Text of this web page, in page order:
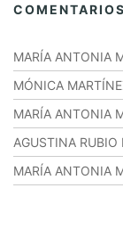
MARÍA ANTONIA
MÓNICA
MARÍA ANTONIA
AGUSTINA RUBIO
MARÍA ANTONIA